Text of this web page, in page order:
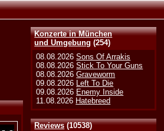
Konzerte in München
und Umgebung (254)
08.08.2026Sons Of Arrakis
08.08.2026Stick To Your Guns
08.08.2026Graveworm
09.08.2026 Left To Die
09.08.2026 Enemy Inside
11.08.2026 Hatebreed
Reviews(10538)